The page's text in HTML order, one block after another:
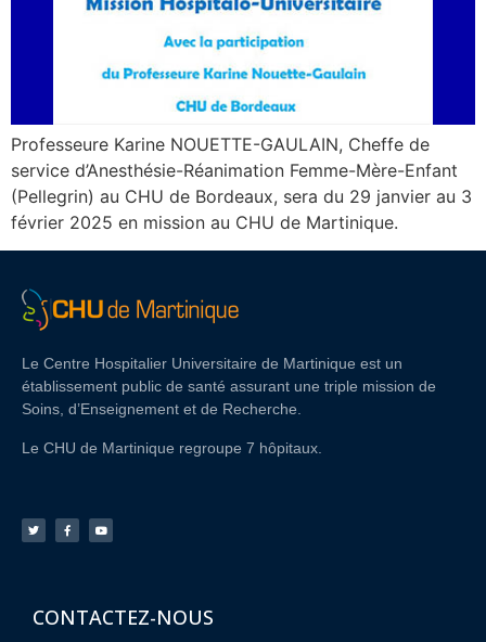
Professeure Karine NOUETTE-GAULAIN, Cheffe de
service d’Anesthésie-Réanimation Femme-Mère-Enfant
(Pellegrin) au CHU de Bordeaux, sera du 29 janvier au 3
février 2025 en mission au CHU de Martinique.
Le Centre Hospitalier Universitaire de Martinique est un
établissement public de santé assurant une triple mission de
Soins, d’Enseignement et de Recherche.
Le CHU de Martinique regroupe 7 hôpitaux.
CONTACTEZ-NOUS